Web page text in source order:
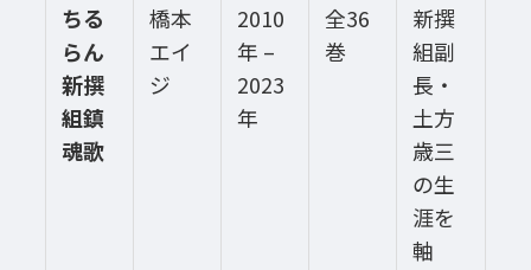
ちる
らん
新撰
組鎮
魂歌
橋本
エイ
ジ
2010
年 –
2023
年
全36
巻
新撰
組副
長・
土方
歳三
の生
涯を
軸